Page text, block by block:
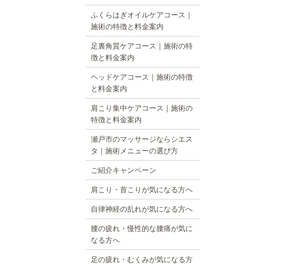
ふくらはぎオイルケアコース｜
施術の特徴と料金案内
足裏角質ケアコース｜施術の特
徴と料金案内
ヘッドケアコース｜施術の特徴
と料金案内
肩こり集中ケアコース｜施術の
特徴と料金案内
瀬戸市のマッサージならシエス
タ｜施術メニューの選び方
ご紹介キャンペーン
肩こり・首こりが気になる方へ
自律神経の乱れが気になる方へ
腰の疲れ・慢性的な腰痛が気に
なる方へ
足の疲れ・むくみが気になる方